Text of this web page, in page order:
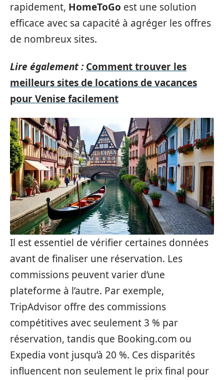
rapidement, HomeToGo est une solution
efficace avec sa capacité à agréger les offres
de nombreux sites.
Lire également : Comment trouver les
meilleurs sites de locations de vacances
pour Venise facilement
Il est essentiel de vérifier certaines données
avant de finaliser une réservation. Les
commissions peuvent varier d’une
plateforme à l’autre. Par exemple,
TripAdvisor offre des commissions
compétitives avec seulement 3 % par
réservation, tandis que Booking.com ou
Expedia vont jusqu’à 20 %. Ces disparités
influencent non seulement le prix final pour